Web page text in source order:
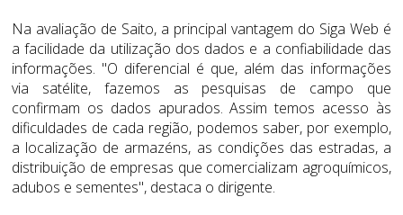
Na avaliação de Saito, a principal vantagem do Siga Web é
a facilidade da utilização dos dados e a confiabilidade das
informações. "O diferencial é que, além das informações
via satélite, fazemos as pesquisas de campo que
confirmam os dados apurados. Assim temos acesso às
dificuldades de cada região, podemos saber, por exemplo,
a localização de armazéns, as condições das estradas, a
distribuição de empresas que comercializam agroquímicos,
adubos e sementes", destaca o dirigente.